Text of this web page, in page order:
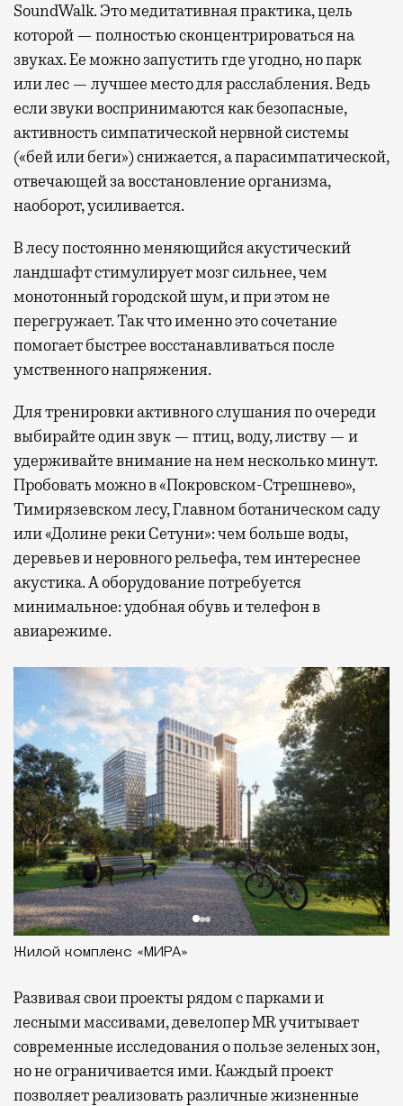
SoundWalk. Это медитативная практика, цель
которой — полностью сконцентрироваться на
звуках. Ее можно запустить где угодно, но парк
или лес — лучшее место для расслабления. Ведь
если звуки воспринимаются как безопасные,
активность симпатической нервной системы
(«бей или беги») снижается, а парасимпатической,
отвечающей за восстановление организма,
наоборот, усиливается.
В лесу постоянно меняющийся акустический
ландшафт стимулирует мозг сильнее, чем
монотонный городской шум, и при этом не
перегружает. Так что именно это сочетание
помогает быстрее восстанавливаться после
умственного напряжения.
Для тренировки активного слушания по очереди
выбирайте один звук — птиц, воду, листву — и
удерживайте внимание на нем несколько минут.
Пробовать можно в «Покровском-Стрешнево»,
Тимирязевском лесу, Главном ботаническом саду
или «Долине реки Сетуни»: чем больше воды,
деревьев и неровного рельефа, тем интереснее
акустика. А оборудование потребуется
минимальное: удобная обувь и телефон в
авиарежиме.
Жилой комплекс «МИРА»
Развиваясвои проекты рядом с парками и
лесными массивами, девелопер MR учитывает
современные исследования о пользе зеленых зон,
но не ограничивается ими. Каждый проект
позволяет реализовать различные жизненные